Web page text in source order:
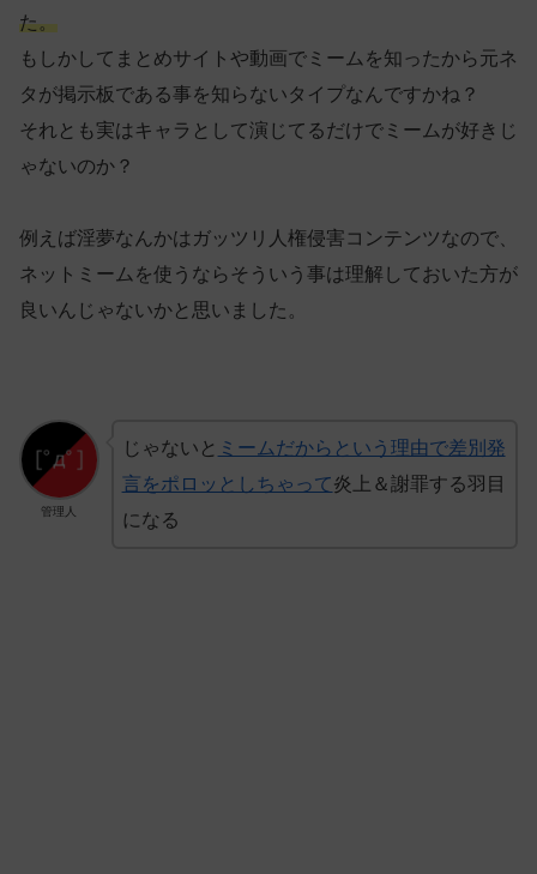
た。
もしかしてまとめサイトや動画でミームを知ったから元ネ
タが掲示板である事を知らないタイプなんですかね？
それとも実はキャラとして演じてるだけでミームが好きじ
ゃないのか？
例えば淫夢なんかはガッツリ人権侵害コンテンツなので、
ネットミームを使うならそういう事は理解しておいた方が
良いんじゃないかと思いました。
管理人
じゃないと ミームだからという理由で差別発
言をポロッとしちゃって炎上＆謝罪する羽目
になる